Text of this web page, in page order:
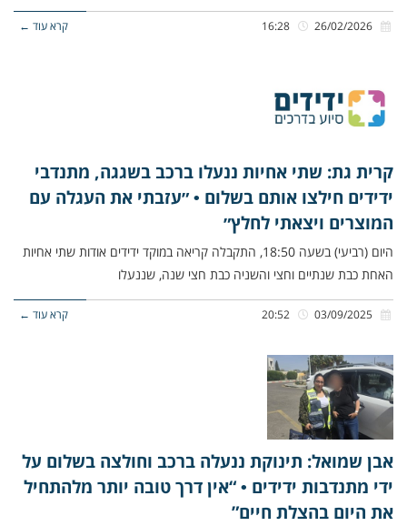
קרא עוד ←
קרית גת: שתי אחיות ננעלו ברכב בשגגה, מתנדבי
ידידים חילצו אותם בשלום • ״עזבתי את העגלה עם
המוצרים ויצאתי לחלץ״
היום (רביעי) בשעה 18:50, התקבלה קריאה במוקד ידידים אודות שתי אחיות
האחת כבת שנתיים וחצי והשניה כבת חצי שנה, שננעלו
קרא עוד ←
אבן שמואל: תינוקת ננעלה ברכב וחולצה בשלום על
ידי מתנדבות ידידים • “אין דרך טובה יותר מלהתחיל
את היום בהצלת חיים”